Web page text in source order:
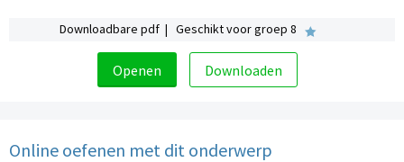
Downloadbare pdf | Geschikt voor groep 8
Openen Downloaden
Online oefenen met dit onderwerp